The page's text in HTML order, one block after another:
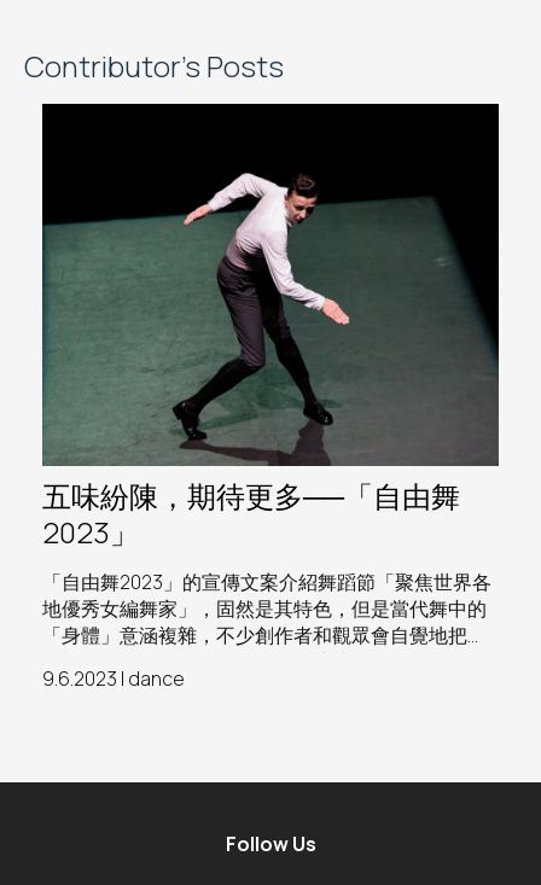
Contributor's Posts
五味紛陳，期待更多──「自由舞
2023」
「自由舞2023」的宣傳文案介紹舞蹈節「聚焦世界各
地優秀女編舞家」，固然是其特色，但是當代舞中的
「身體」意涵複雜，不少創作者和觀眾會自覺地把
「肉體身體」（somatic body）與文化身體（cultural
body）分別處理；正如交叉性（intertextuality）理
9.6.2023 | dance
Follow Us